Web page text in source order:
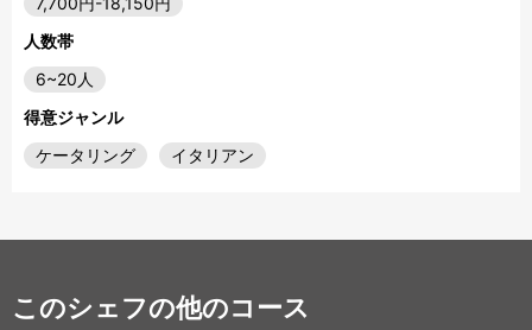
人数帯
6~20人
得意ジャンル
ケータリング
イタリアン
このシェフの他のコース